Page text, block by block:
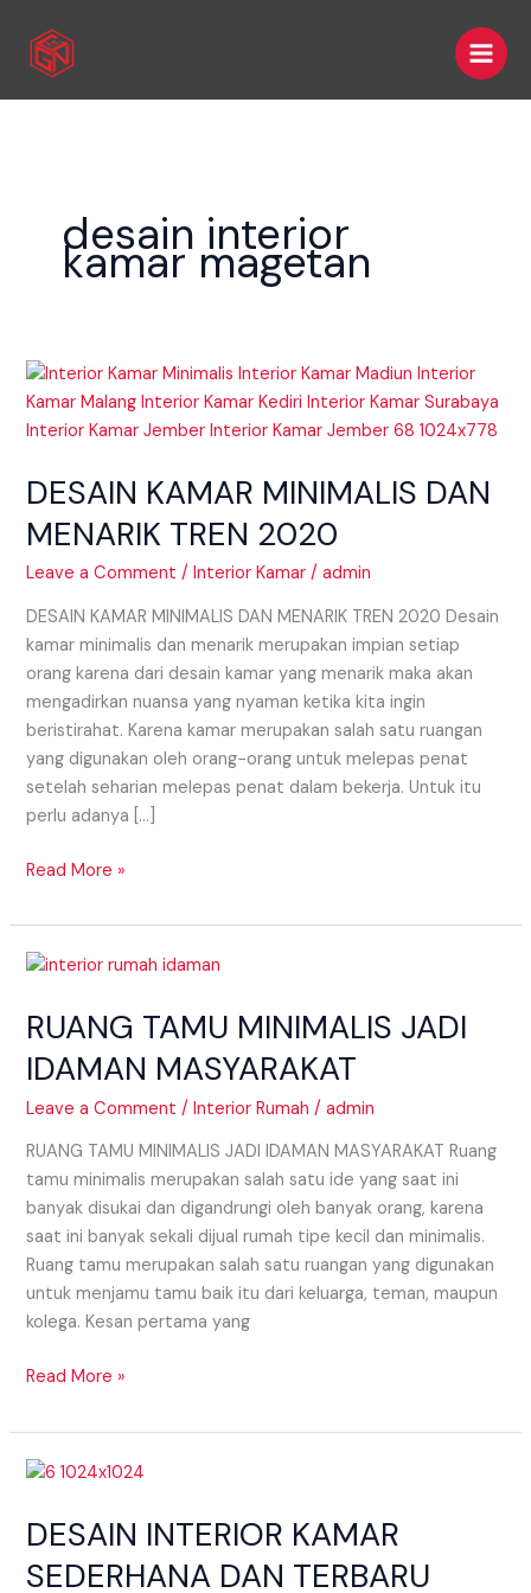
content
Main
desain interior
kamar magetan
DESAIN KAMAR MINIMALIS DAN
MENARIK TREN 2020
Leave a Comment /Interior Kamar /admin
DESAIN KAMAR MINIMALIS DAN MENARIK TREN 2020 Desain
kamar minimalis dan menarik merupakan impian setiap
orang karena dari desain kamar yang menarik maka akan
mengadirkan nuansa yang nyaman ketika kita ingin
beristirahat. Karena kamar merupakan salah satu ruangan
yang digunakan oleh orang−orang untuk melepas penat
setelah seharian melepas penat dalam bekerja. Untuk itu
perlu adanya […]
DESAIN
KAMAR
MINIMALIS
MENARIK
2020
Read More »
RUANG TAMU MINIMALIS JADI
IDAMAN MASYARAKAT
Leave a Comment /Interior Rumah /admin
RUANG TAMU MINIMALIS JADI IDAMAN MASYARAKAT Ruang
tamu minimalis merupakan salah satu ide yang saat ini
banyak disukai dan digandrungi oleh banyak orang, karena
saat ini banyak sekali dijual rumah tipe kecil dan minimalis.
Ruang tamu merupakan salah satu ruangan yang digunakan
untuk menjamu tamu baik itu dari keluarga, teman, maupun
kolega. Kesan pertama yang
RUANG
MINIMALIS
IDAMAN
MASYARAKAT
Read More »
DESAIN INTERIOR KAMAR
SEDERHANA DAN TERBARU
DESAIN
KAMAR
DAN